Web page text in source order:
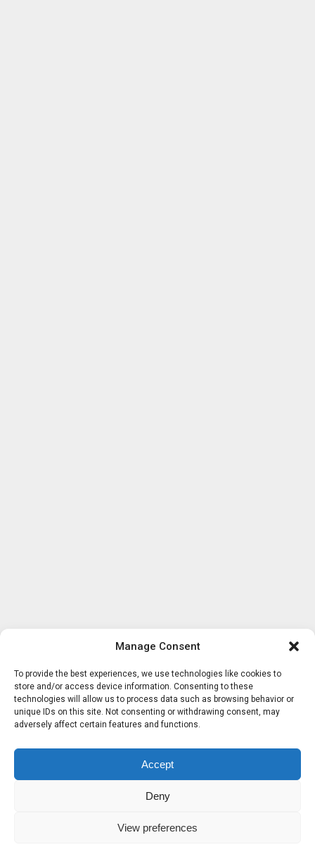
Manage Consent
To provide the best experiences, we use technologies like cookies to
store and/or access device information. Consenting to these
technologies will allow us to process data such as browsing behavior or
unique IDs on this site. Not consenting or withdrawing consent, may
adversely affect certain features and functions.
Accept
Deny
View preferences